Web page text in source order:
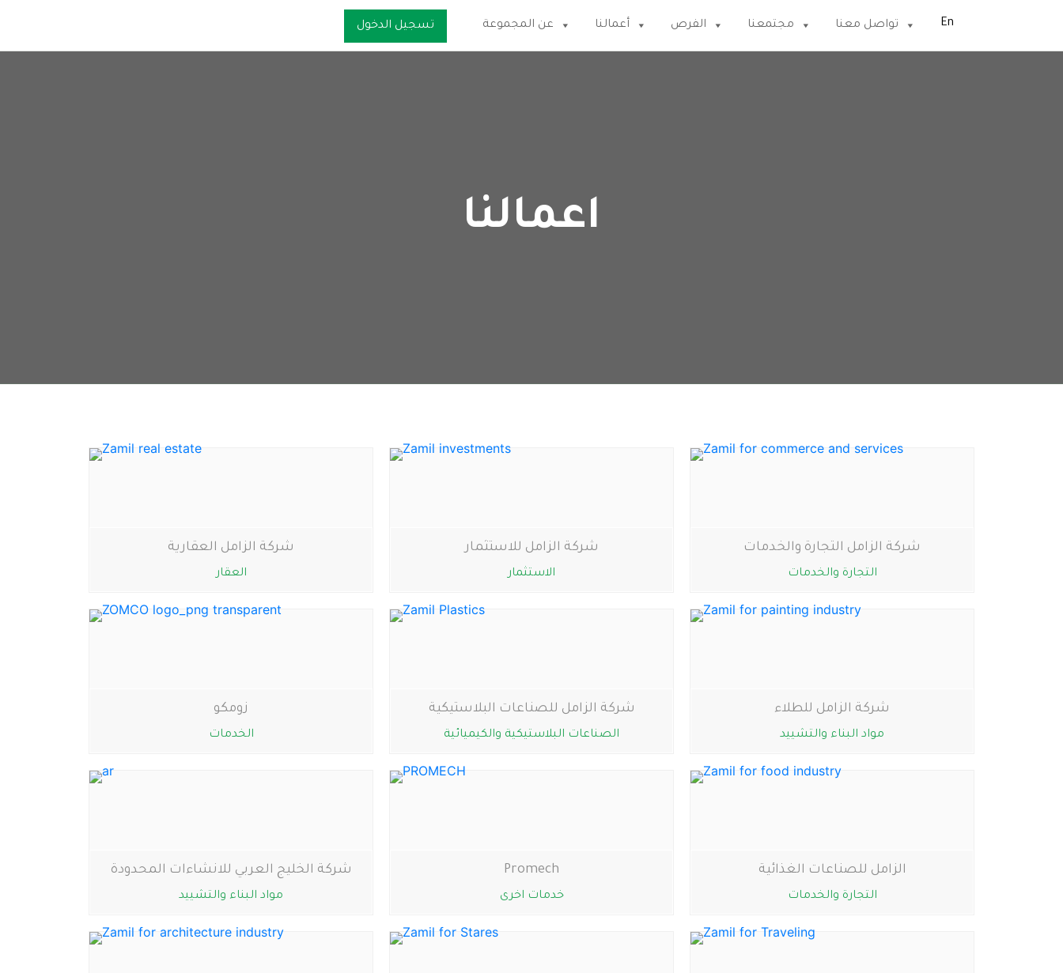
عن المجموعة أعمالنا الفرص مجتمعنا تواصل معنا تسجيل الدخول EN
اعمالنا
شركة الزامل العقارية
العقار
شركة الزامل للاستثمار
الاستثمار
شركة الزامل التجارة والخدمات
التجارة والخدمات
زومكو
الخدمات
شركة الزامل للصناعات البلاستيكية
الصناعات البلاستيكية والكيميائية
شركة الزامل للطلاء
مواد البناء والتشييد
شركة الخليج العربي للانشاءات المحدودة
مواد البناء والتشييد
Promech
خدمات اخرى
الزامل للصناعات الغذائية
التجارة والخدمات